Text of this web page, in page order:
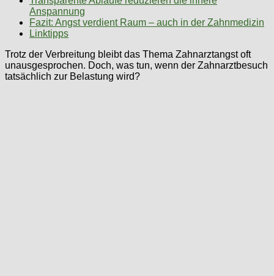
Anspannung
Fazit: Angst verdient Raum – auch in der Zahnmedizin
Linktipps
Trotz der Verbreitung bleibt das Thema Zahnarztangst oft
unausgesprochen. Doch, was tun, wenn der Zahnarztbesuch
tatsächlich zur Belastung wird?